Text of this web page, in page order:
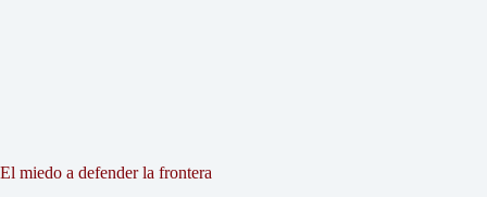
El miedo a defender la frontera